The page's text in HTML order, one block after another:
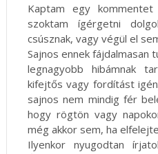
Kaptam egy
szoktam ígérgetni
csúsznak, vagy végül el
Sajnos ennek fájdalmasan
legnagyobb hibámnak
kifejtős vagy fordítást
sajnos nem mindig fér
hogy rögtön vagy
még akkor sem, ha
Ilyenkor nyugodtan